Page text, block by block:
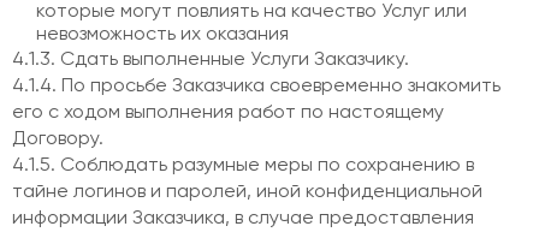
которые могут повлиять на качество Услуг или
невозможность их оказания
4.1.3. Сдать выполненные Услуги Заказчику.
4.1.4. По просьбе Заказчика своевременно знакомить
его с ходом выполнения работ по настоящему
Договору.
4.1.5. Соблюдать разумные меры по сохранению в
тайне логинов и паролей, иной конфиденциальной
информации Заказчика, в случае предоставления